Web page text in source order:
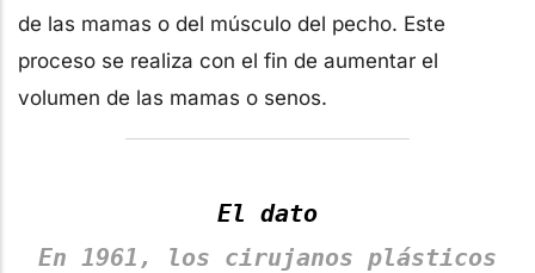
de las mamas o del músculo del pecho. Este
proceso se realiza con el fin de aumentar el
volumen de las mamas o senos.
El dato
En 1961, los cirujanos plásticos